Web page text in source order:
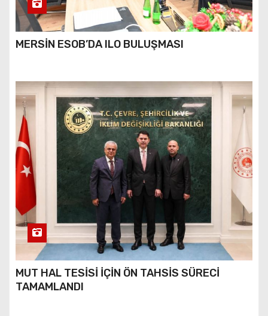
MERSİN ESOB’DA ILO BULUŞMASI
MUT HAL TESİSİ İÇİN ÖN TAHSİS SÜRECİ
TAMAMLANDI